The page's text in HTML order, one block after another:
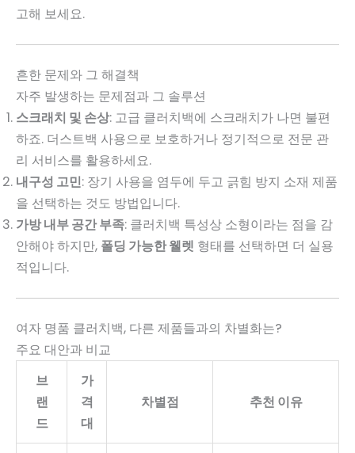
고해 보세요.
흔한 문제와 그 해결책
자주 발생하는 문제점과 그 솔루션
스크래치 및 손상: 고급 클러치백에 스크래치가 나면 불편
하죠. 더스트백 사용으로 보호하거나 정기적으로 전문 관
리 서비스를 활용하세요.
내구성 고민: 장기 사용을 염두에 두고 긁힘 방지 소재 제품
을 선택하는 것도 방법입니다.
가방 내부 공간 부족: 클러치백 특성상 소형이라는 점을 감
안해야 하지만, 폴딩 가능한 웰렛 형태를 선택하면 더 실용
적입니다.
여자 명품 클러치백, 다른 제품들과의 차별화는?
주요 대안과 비교
브
랜
드
가
격
대
차별점 추천 이유